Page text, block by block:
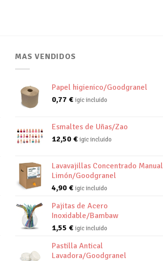
MAS VENDIDOS
Papel higienico/Goodgranel
0,77 € igic incluido
Esmaltes de Uñas/Zao
12,50 € igic incluido
Lavavajillas Concentrado Manual
Limón/Goodgranel
4,90 € igic incluido
Pajitas de Acero
Inoxidable/Bambaw
1,55 € igic incluido
Pastilla Antical
Lavadora/Goodgranel